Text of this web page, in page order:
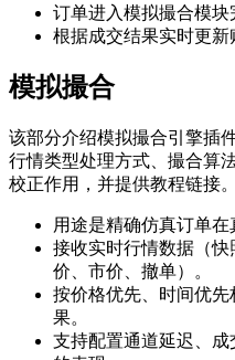
订单进入模拟撮合模块
根据成交结果实时更新
模拟撮合
该部分介绍模拟撮合引擎插
行情类型处理方式、撮合算
校正作用，并提供教程链接。
用途是精确仿真订单在
接收实时行情数据（
价、市价、撤单）。
按价格优先、时间优
果。
支持配置通道延迟、